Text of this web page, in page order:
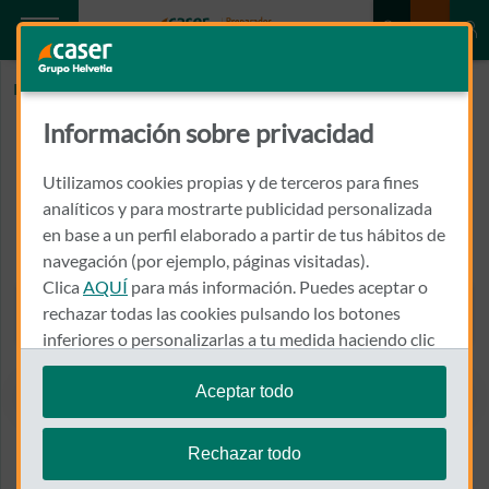
Inicio BERNARDO MONZO, DOLORES LUZ
BERNARDO MONZO, DOLORES
LUZ
SAGUNTO, 0043, Bº
46009 - VALENCIA
963 470 544
Llamar a BERNARDO
Ver el mapa en Google Maps
Información sobre privacidad
Utilizamos cookies propias y de terceros para fines
analíticos y para mostrarte publicidad personalizada
en base a un perfil elaborado a partir de tus hábitos de
navegación (por ejemplo, páginas visitadas).
Clica AQUÍ para más información. Puedes aceptar o
rechazar todas las cookies pulsando los botones
inferiores o personalizarlas a tu medida haciendo clic
en"configurar cookies".
Te recordamos que puedes modificar tus ajustes de
cookies en cualquier momento en la sección
Aceptar todo
Rechazar todo